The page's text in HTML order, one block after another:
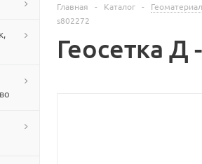
Главная - Каталог -
s802272
Геосетка Д